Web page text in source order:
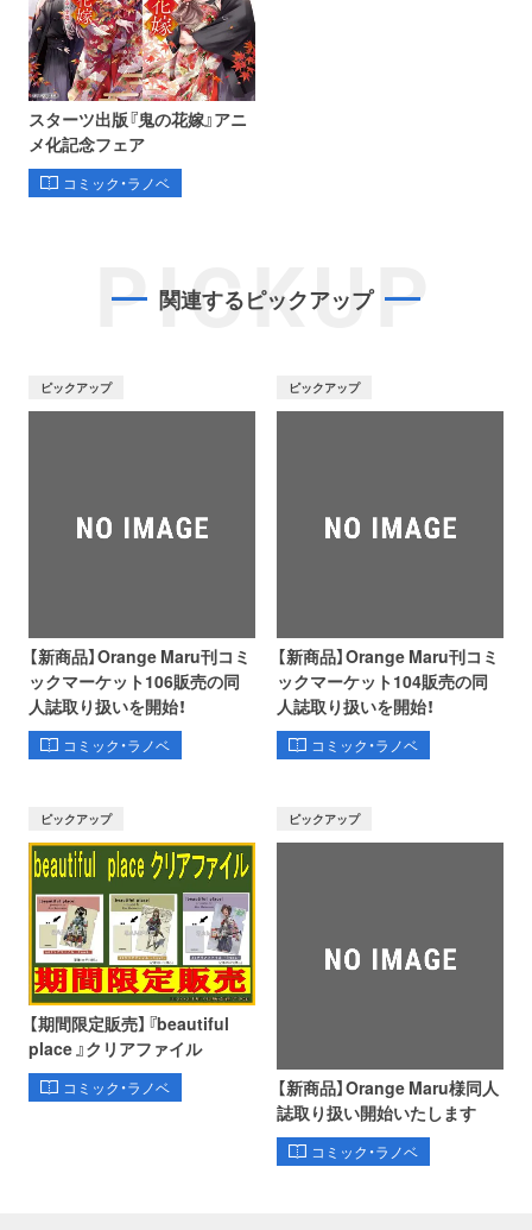
スターツ出版『鬼の花嫁』アニ
メ化記念フェア
コミック・ラノベ
PICKUP
関連するピックアップ
ピックアップ
【新商品】Orange Maru刊コミ
ックマーケット106販売の同
人誌取り扱いを開始！
コミック・ラノベ
ピックアップ
【新商品】Orange Maru刊コミ
ックマーケット104販売の同
人誌取り扱いを開始！
コミック・ラノベ
ピックアップ
【期間限定販売】『beautiful
place 』クリアファイル
コミック・ラノベ
ピックアップ
【新商品】Orange Maru様同人
誌取り扱い開始いたします
コミック・ラノベ